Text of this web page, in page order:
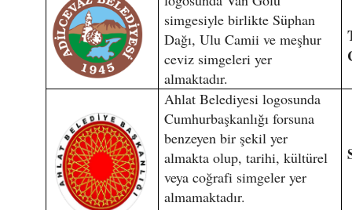
simgesiyle birlikte Süphan
Dağı, Ulu Camii ve meşhur
ceviz simgeleri yer
almaktadır.
Ahlat Belediyesi logosunda
Cumhurbaşkanlığı forsuna
benzeyen bir şekil yer
almakta olup, tarihi, kültürel
veya coğrafi simgeler yer
almamaktadır.